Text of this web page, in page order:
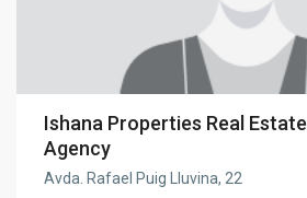
Ishana Properties Real Estate
Agency
Avda. Rafael Puig Lluvina, 22